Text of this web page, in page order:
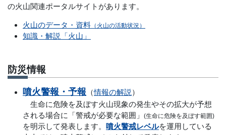
の火山関連ポータルサイトがあります。
火山のデータ・資料 （火山の活動状況）
知識・解説「火山」
防災情報
噴火警報・予報 （情報の解説 ）
生命に危険を及ぼす火山現象の発生やその拡大が予想
される場合に「警戒が必要な範囲」
(生命に危険を及ぼす範囲)
を明示して発表します。 噴火警戒レベルを運用している